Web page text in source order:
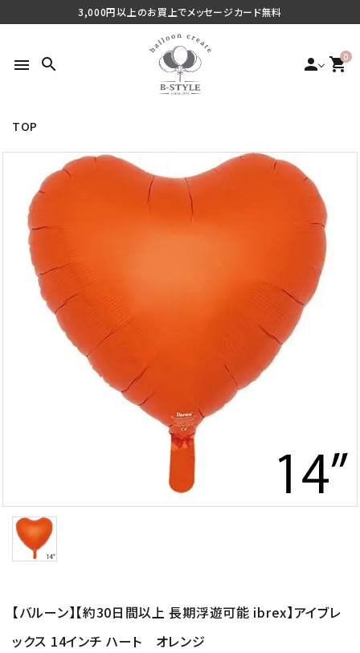
3,000円以上のお買上でメッセージカード無料
menu search person 0
shopping_cart
最近チェックした商品
ご利用シーンから探す
商品タイプから探す
価格から探す
meeting_room ログイン
TOP
【バルーン】【約30日間以上 長期浮遊可能 ibrex】アイブレ
ックス 14インチ ハート オレンジ